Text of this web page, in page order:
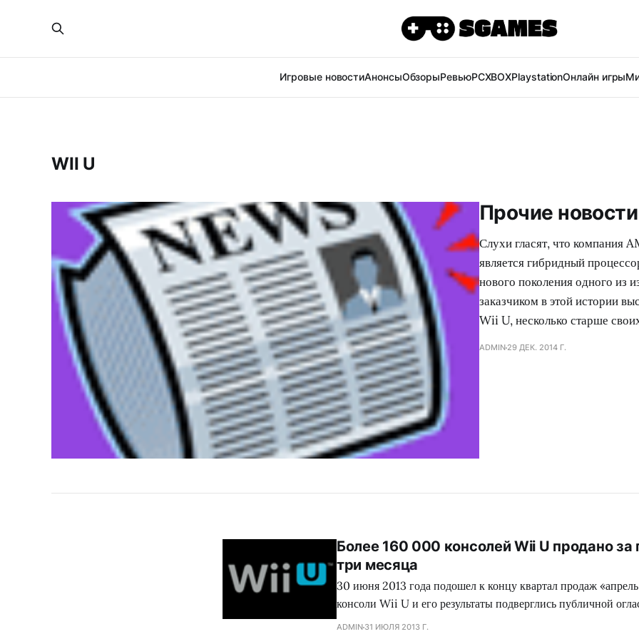
Игровые новостиАнонсыОбзорыРевьюPCXBOXPlaystationОнлайн игры
WII U
Прочие
Слухи гласят, что компания
является гибридный
нового поколения одного из
заказчиком в этой истории
Wii U, несколько старше
ADMIN 29 ДЕК. 2014 Г.
Более 160 000 консолей Wii U продано за
три месяца
30 июня 2013 года подошел к концу квартал продаж
консоли Wii U и его результаты подверглись публичной
000 приставок за этот период нашли своих владельцев. Если
ADMIN 31 ИЮЛЯ 2013 Г.